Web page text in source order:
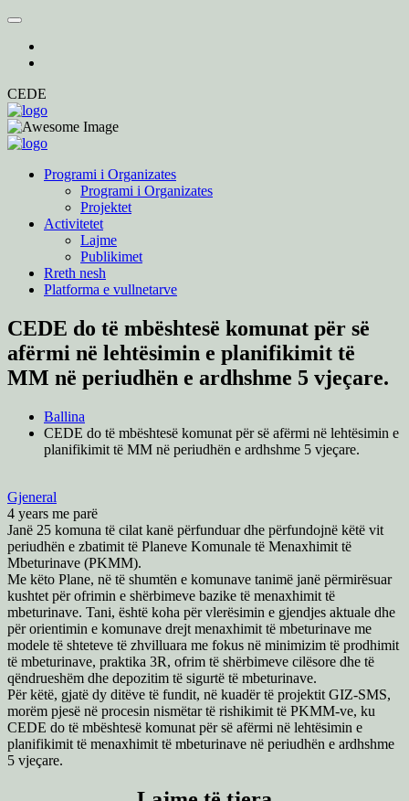
CEDE
Programi i Organizates
Programi i Organizates
Projektet
Activitetet
Lajme
Publikimet
Rreth nesh
Platforma e vullnetarve
CEDE do të mbështesë komunat për së
afërmi në lehtësimin e planifikimit të
MM në periudhën e ardhshme 5 vjeçare.
Ballina
CEDE do të mbështesë komunat për së afërmi në lehtësimin e
planifikimit të MM në periudhën e ardhshme 5 vjeçare.
Gjeneral
4 years me parë
Janë 25 komuna të cilat kanë përfunduar dhe përfundojnë këtë vit
periudhën e zbatimit të Planeve Komunale të Menaxhimit të
Mbeturinave (PKMM).
Me këto Plane, në të shumtën e komunave tanimë janë përmirësuar
kushtet për ofrimin e shërbimeve bazike të menaxhimit të
mbeturinave. Tani, është koha për vlerësimin e gjendjes aktuale dhe
për orientimin e komunave drejt menaxhimit të mbeturinave me
modele të shteteve të zhvilluara me fokus në minimizim të prodhimit
të mbeturinave, praktika 3R, ofrim të shërbimeve cilësore dhe të
qëndrueshëm dhe depozitim të sigurtë të mbeturinave.
Për këtë, gjatë dy ditëve të fundit, në kuadër të projektit GIZ-SMS,
morëm pjesë në procesin nismëtar të rishikimit të PKMM-ve, ku
CEDE do të mbështesë komunat për së afërmi në lehtësimin e
planifikimit të menaxhimit të mbeturinave në periudhën e ardhshme
5 vjeçare.